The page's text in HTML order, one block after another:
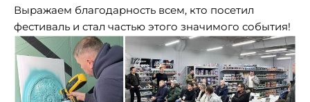
Выражаем благодарность всем, кто посетил
фестиваль и стал частью этого значимого события!